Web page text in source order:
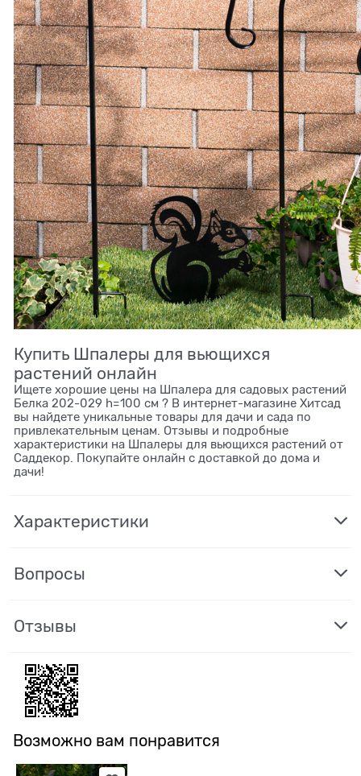
Купить Шпалеры для вьющихся
растений онлайн
Ищете хорошие цены на Шпалера для садовых растений
Белка 202-029 h=100 см ? В интернет-магазине Хитсад
вы найдете уникальные товары для дачи и сада по
привлекательным ценам. Отзывы и подробные
характеристики на Шпалеры для вьющихся растений от
Саддекор. Покупайте онлайн с доставкой до дома и
дачи!
Характеристики
Вопросы
Отзывы
Возможно вам понравится